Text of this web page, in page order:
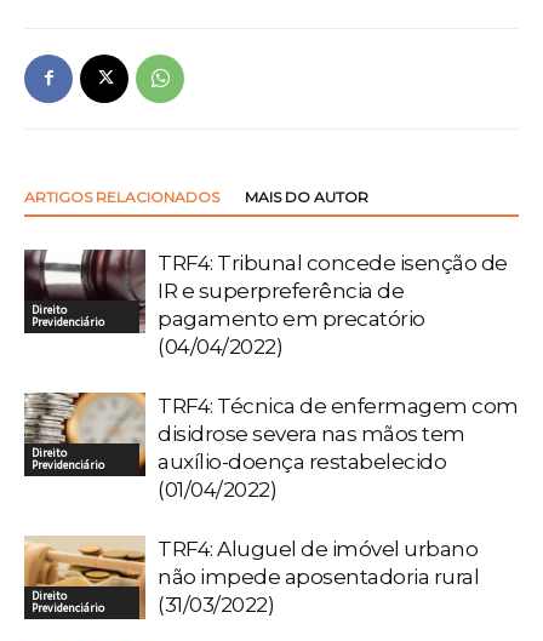
ARTIGOS RELACIONADOS MAIS DO AUTOR
Direito
Previdenciário
TRF4: Tribunal concede isenção de
IR e superpreferência de
pagamento em precatório
(04/04/2022)
Direito
Previdenciário
TRF4: Técnica de enfermagem com
disidrose severa nas mãos tem
auxílio-doença restabelecido
(01/04/2022)
Direito
Previdenciário
TRF4: Aluguel de imóvel urbano
não impede aposentadoria rural
(31/03/2022)